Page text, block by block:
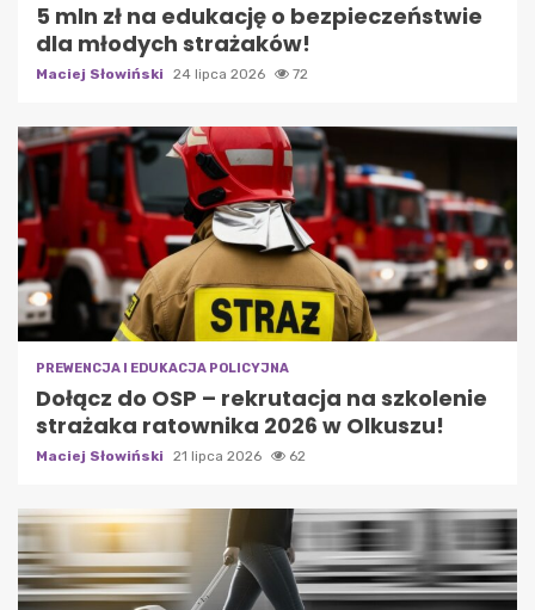
5 mln zł na edukację o bezpieczeństwie
dla młodych strażaków!
Maciej Słowiński 24 lipca 2026 72
PREWENCJA I EDUKACJA POLICYJNA
Dołącz do OSP – rekrutacja na szkolenie
strażaka ratownika 2026 w Olkuszu!
Maciej Słowiński 21 lipca 2026 62